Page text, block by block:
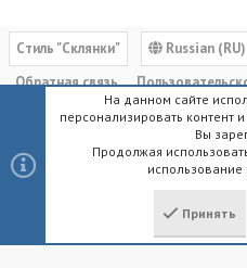
Cтиль "Склянки"
Russian (RU)
Обратная связь
Политика конфиденциальности
Community platform by XenForo® ©
XenForo.Info
На данном сайте
персонализировать контент
Вы
Продолжая
Принять